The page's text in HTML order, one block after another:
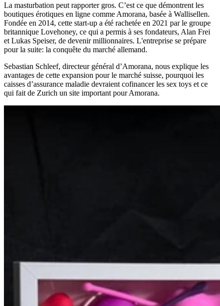
La masturbation peut rapporter gros. C’est ce que démontrent les
boutiques érotiques en ligne comme Amorana, basée à Wallisellen.
Fondée en 2014, cette start-up a été rachetée en 2021 par le groupe
britannique Lovehoney, ce qui a permis à ses fondateurs, Alan Frei
et Lukas Speiser, de devenir millionnaires. L'entreprise se prépare
pour la suite: la conquête du marché allemand.
Sebastian Schleef, directeur général d’Amorana, nous explique les
avantages de cette expansion pour le marché suisse, pourquoi les
caisses d’assurance maladie devraient cofinancer les sex toys et ce
qui fait de Zurich un site important pour Amorana.